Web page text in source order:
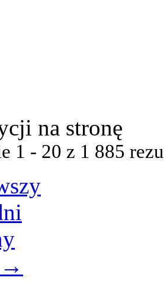
na stronę
1 - 20 z 1 885
→